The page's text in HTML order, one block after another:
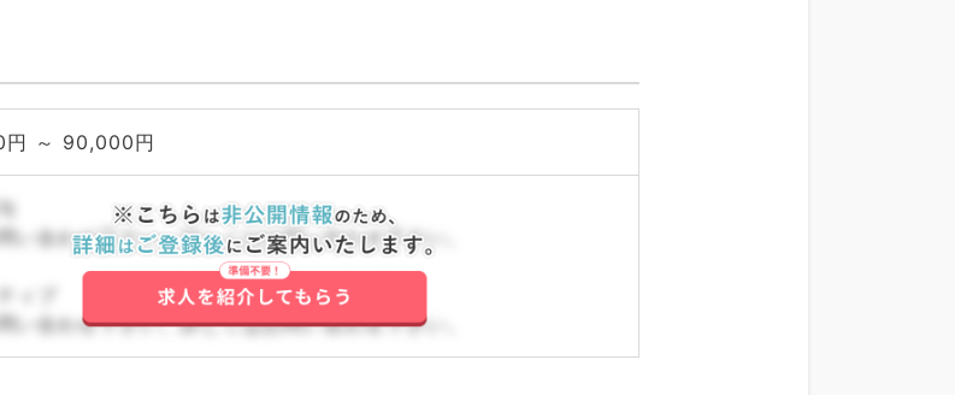
円 ～ 90,000円
い合わせ下さい。詳しくはお問い合わせ下さい。
ィブ
い合わせ下さい。詳しくはお問い合わせ下さい。